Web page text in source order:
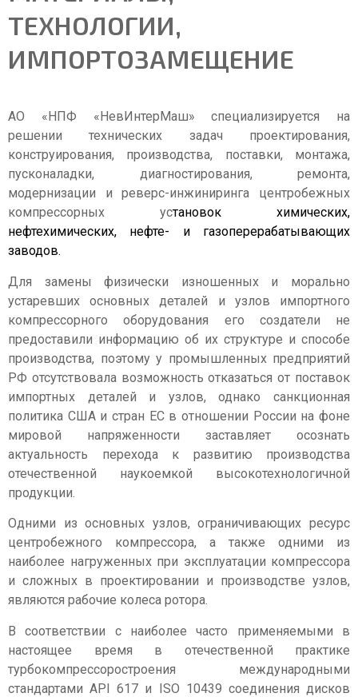
ТЕХНОЛОГИИ,
ИМПОРТОЗАМЕЩЕНИЕ
АО «НПФ «НевИнтерМаш» специализируется на
решении технических задач проектирования,
конструирования, производства, поставки, монтажа,
пусконаладки, диагностирования, ремонта,
модернизации и реверс-инжиниринга центробежных
компрессорных установок химических,
нефтехимических, нефте- и газоперерабатывающих
заводов.
Для замены физически изношенных и морально
устаревших основных деталей и узлов импортного
компрессорного оборудования его создатели не
предоставили информацию об их структуре и способе
производства, поэтому у промышленных предприятий
РФ отсутствовала возможность отказаться от поставок
импортных деталей и узлов, однако санкционная
политика США и стран ЕС в отношении России на фоне
мировой напряженности заставляет осознать
актуальность перехода к развитию производства
отечественной наукоемкой высокотехнологичной
продукции.
Одними из основных узлов, ограничивающих ресурс
центробежного компрессора, а также одними из
наиболее нагруженных при эксплуатации компрессора
и сложных в проектировании и производстве узлов,
являются рабочие колеса ротора.
В соответствии с наиболее часто применяемыми в
настоящее время в отечественной практике
турбокомпрессоростроения международными
стандартами АPI 617 и ISO 10439 соединения дисков